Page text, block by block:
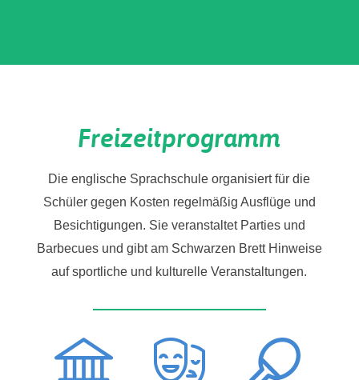
Freizeitprogramm
Die englische Sprachschule organisiert für die
Schüler gegen Kosten regelmäßig Ausflüge und
Besichtigungen. Sie veranstaltet Parties und
Barbecues und gibt am Schwarzen Brett Hinweise
auf sportliche und kulturelle Veranstaltungen.